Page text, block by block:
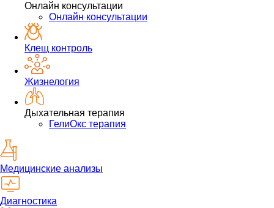
Онлайн консультации
Онлайн консультации
Клещ контроль
Жизнелогия
Дыхательная терапия
ГелиОкс терапия
Медицинские анализы
Диагностика